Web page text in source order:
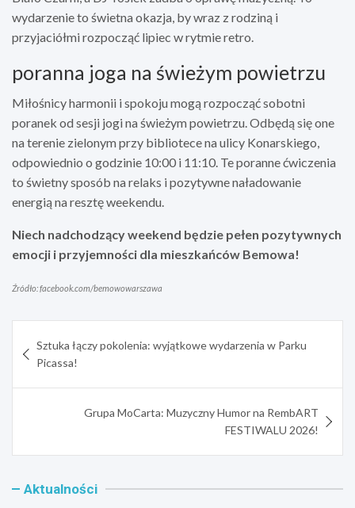
wydarzenie to świetna okazja, by wraz z rodziną i
przyjaciółmi rozpocząć lipiec w rytmie retro.
poranna joga na świeżym powietrzu
Miłośnicy harmonii i spokoju mogą rozpocząć sobotni
poranek od sesji jogi na świeżym powietrzu. Odbędą się one
na terenie zielonym przy bibliotece na ulicy Konarskiego,
odpowiednio o godzinie 10:00 i 11:10. Te poranne ćwiczenia
to świetny sposób na relaks i pozytywne naładowanie
energią na resztę weekendu.
Niech nadchodzący weekend będzie pełen pozytywnych
emocji i przyjemności dla mieszkańców Bemowa!
Źródło: facebook.com/bemowowarszawa
wpisu
Sztuka łączy pokolenia: wyjątkowe wydarzenia w Parku
Picassa!
Grupa MoCarta: Muzyczny Humor na RembART
FESTIWALU 2026!
Aktualności